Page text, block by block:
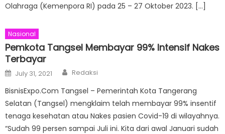
Olahraga (Kemenpora RI) pada 25 – 27 Oktober 2023. […]
Nasional
Pemkota Tangsel Membayar 99% Intensif Nakes
Terbayar
Posted
on
July 31, 2021 Author
Redaksi
BisnisExpo.Com Tangsel – Pemerintah Kota Tangerang
Selatan (Tangsel) mengklaim telah membayar 99% insentif
tenaga kesehatan atau Nakes pasien Covid-19 di wilayahnya.
“Sudah 99 persen sampai Juli ini. Kita dari awal Januari sudah